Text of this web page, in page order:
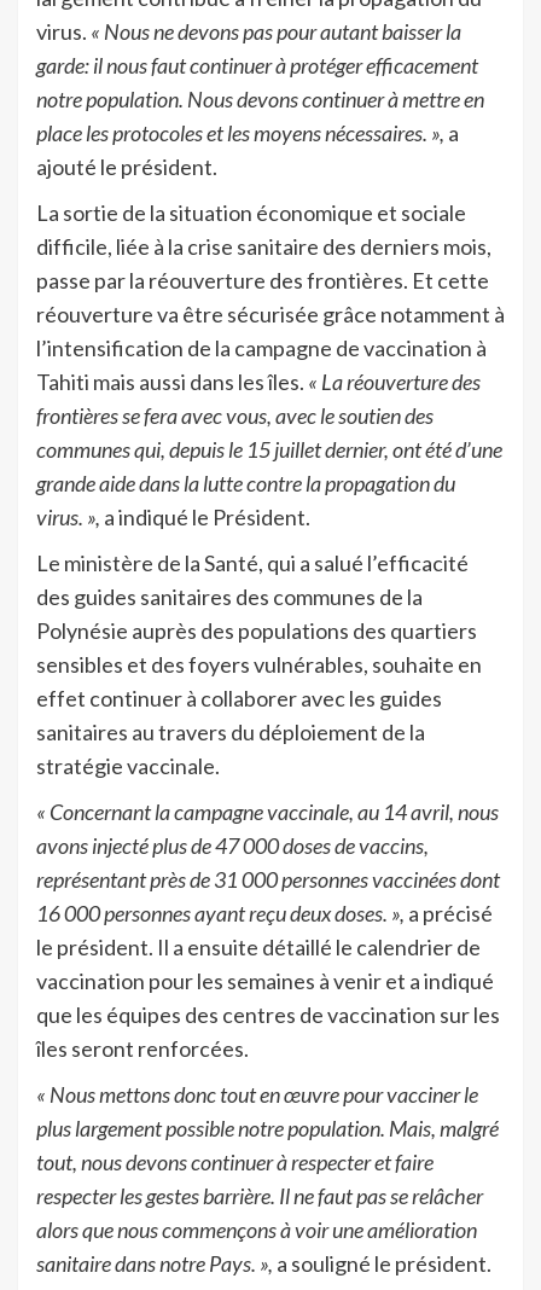
virus. « Nous ne devons pas pour autant baisser la
garde: il nous faut continuer à protéger efficacement
notre population. Nous devons continuer à mettre en
place les protocoles et les moyens nécessaires. », a
ajouté le président.
La sortie de la situation économique et sociale
difficile, liée à la crise sanitaire des derniers mois,
passe par la réouverture des frontières. Et cette
réouverture va être sécurisée grâce notamment à
l’intensification de la campagne de vaccination à
Tahiti mais aussi dans les îles. « La réouverture des
frontières se fera avec vous, avec le soutien des
communes qui, depuis le 15 juillet dernier, ont été d’une
grande aide dans la lutte contre la propagation du
virus. », a indiqué le Président.
Le ministère de la Santé, qui a salué l’efficacité
des guides sanitaires des communes de la
Polynésie auprès des populations des quartiers
sensibles et des foyers vulnérables, souhaite en
effet continuer à collaborer avec les guides
sanitaires au travers du déploiement de la
stratégie vaccinale.
« Concernant la campagne vaccinale, au 14 avril, nous
avons injecté plus de 47 000 doses de vaccins,
représentant près de 31 000 personnes vaccinées dont
16 000 personnes ayant reçu deux doses. », a précisé
le président. Il a ensuite détaillé le calendrier de
vaccination pour les semaines à venir et a indiqué
que les équipes des centres de vaccination sur les
îles seront renforcées.
« Nous mettons donc tout en œuvre pour vacciner le
plus largement possible notre population. Mais, malgré
tout, nous devons continuer à respecter et faire
respecter les gestes barrière. Il ne faut pas se relâcher
alors que nous commençons à voir une amélioration
sanitaire dans notre Pays. », a souligné le président.